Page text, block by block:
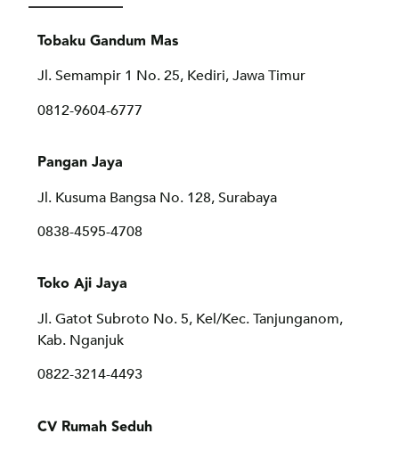
Tobaku Gandum Mas
Jl. Semampir 1 No. 25, Kediri, Jawa Timur
0812-9604-6777
Pangan Jaya
Jl. Kusuma Bangsa No. 128, Surabaya
0838-4595-4708
Toko Aji Jaya
Jl. Gatot Subroto No. 5, Kel/Kec. Tanjunganom,
Kab. Nganjuk
0822-3214-4493
CV Rumah Seduh